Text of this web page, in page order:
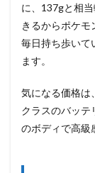
に、137gと相
きるからポケモ
毎日持ち歩いて
ます。
気になる価格は
クラスのバッテ
のボディで高級